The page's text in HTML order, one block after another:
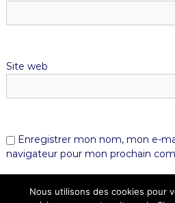
Site web
Enregistrer mon nom, mon e-
navigateur pour mon prochain
Nous utilisons des cookies pour